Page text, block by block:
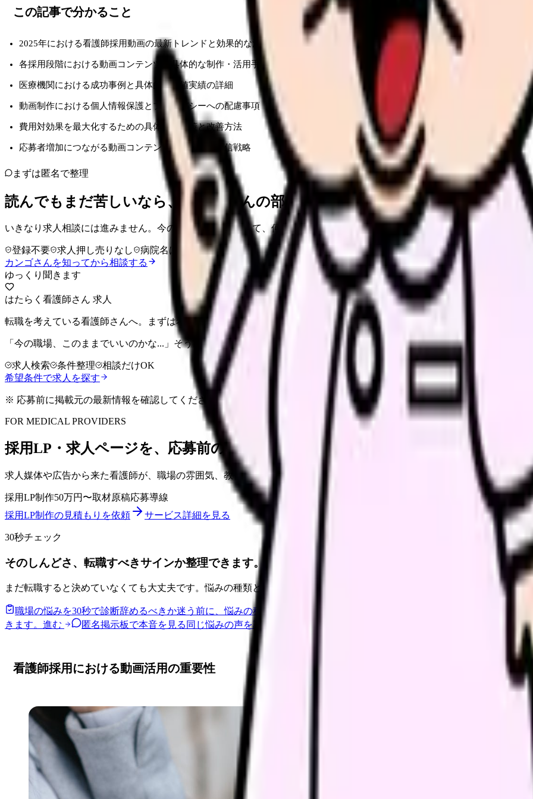
この記事で分かること
2025年における看護師採用動画の最新トレンドと効果的な活用方法
各採用段階における動画コンテンツの具体的な制作・活用手順
医療機関における成功事例と具体的な数値実績の詳細
動画制作における個人情報保護とプライバシーへの配慮事項
費用対効果を最大化するための具体的な施策と改善方法
応募者増加につながる動画コンテンツの作り方と配信戦略
まずは匿名で整理
読んでもまだ苦しいなら、カンゴさんの部屋で少し話してみませんか。
いきなり求人相談には進みません。今の気持ちを吐き出して、何がつらいのか、辞めるべきか、少し休むべきかを一緒に整
登録不要 求人押し売りなし
病院名は入力不要
カンゴさんを知ってから相談する
ゆっくり聞きます
はたらく看護師さん 求人
転職を考えている看護師さんへ。まずは希望条件を整理して、求人を見比べられます。
「今の職場、このままでいいのかな...」そう感じたら、求人票の条件と応募前に確認したい不安を分けて整理してみてくだ
求人検索 条件整理
相談だけOK
希望条件で求人を探す
※ 応募前に掲載元の最新情報を確認してください
FOR MEDICAL PROVIDERS
採用LP・求人ページを、応募前の不安解消ページにできます
求人媒体や広告から来た看護師が、職場の雰囲気、教育体制、働き方を確認して応募できるLPを設計します。
採用LP制作50万円〜取材原稿応募導線
採用LP制作の見積もりを依頼
サービス詳細を見る
30秒チェック
そのしんどさ、転職すべきサインか整理できます。
まだ転職すると決めていなくても大丈夫です。悩みの種類と続いている期間から、次に見るべき記事と相談先を出します。
職場の悩みを30秒で診断辞めるべきか迷う前に、悩みの種類と次の一歩を整理します。
きます。 進む 匿名掲示板で本音を見る 同じ悩みの声を読んで、今の職場だけの問題か確かめられます。
看護師採用における動画活用の重要性